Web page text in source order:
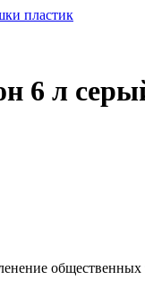
пластик
6 л
общественных